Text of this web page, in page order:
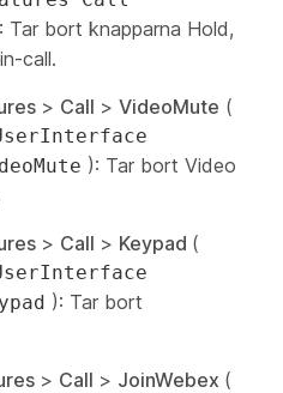
Tar bort knapparna Hold,
in-call.
> Call > VideoMute (
): Tar bort Video
> Call > Keypad (
): Tar bort
> Call > JoinWebex (